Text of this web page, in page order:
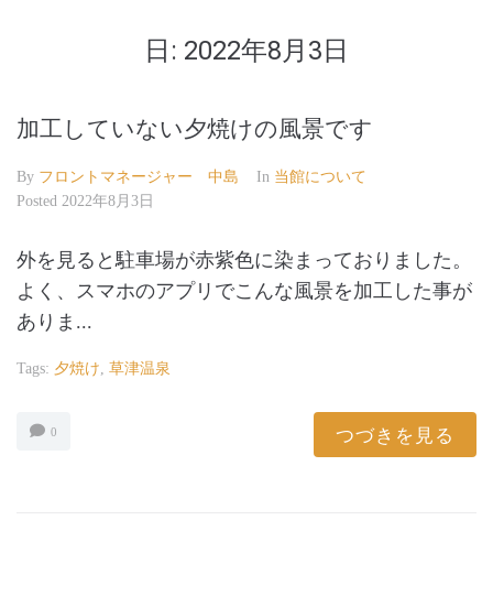
日: 2022年8月3日
加工していない夕焼けの風景です
By フロントマネージャー 中島 In 当館について
Posted 2022年8月3日
外を見ると駐車場が赤紫色に染まっておりました。
よく、スマホのアプリでこんな風景を加工した事が
ありま...
Tags: 夕焼け, 草津温泉
0 つづきを見る